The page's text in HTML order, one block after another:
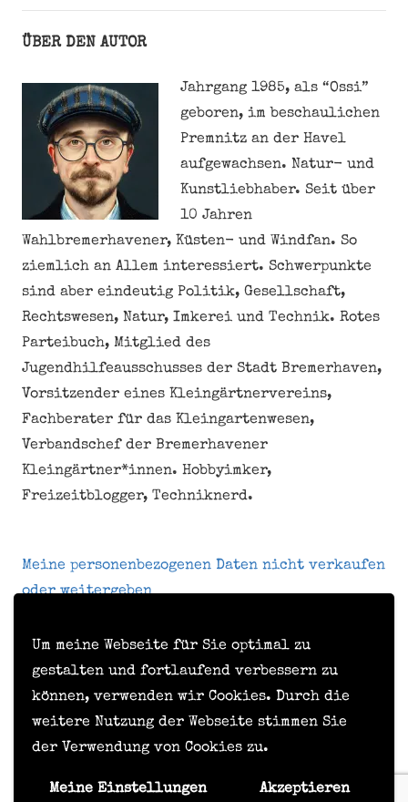
Um meine Webseite für Sie optimal zu
gestalten und fortlaufend verbessern zu
können, verwenden wir Cookies. Durch die
weitere Nutzung der Webseite stimmen Sie
der Verwendung von Cookies zu.
Meine Einstellungen Akzeptieren
ÜBER DEN AUTOR
Jahrgang 1985, als “Ossi”
geboren, im beschaulichen
Premnitz an der Havel
aufgewachsen. Natur- und
Kunstliebhaber. Seit über
10 Jahren
Wahlbremerhavener, Küsten- und Windfan. So
ziemlich an Allem interessiert. Schwerpunkte
sind aber eindeutig Politik, Gesellschaft,
Rechtswesen, Natur, Imkerei und Technik. Rotes
Parteibuch, Mitglied des
Jugendhilfeausschusses der Stadt Bremerhaven,
Vorsitzender eines Kleingärtnervereins,
Fachberater für das Kleingartenwesen,
Verbandschef der Bremerhavener
Kleingärtner*innen. Hobbyimker,
Freizeitblogger, Techniknerd.
Meine personenbezogenen Daten nicht verkaufen
oder weitergeben
Impressum